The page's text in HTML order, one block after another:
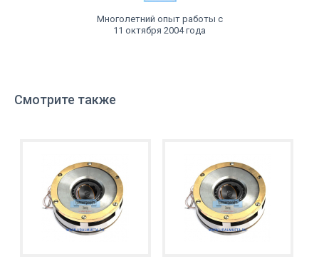
Многолетний опыт работы с
11 октября 2004 года
Смотрите также